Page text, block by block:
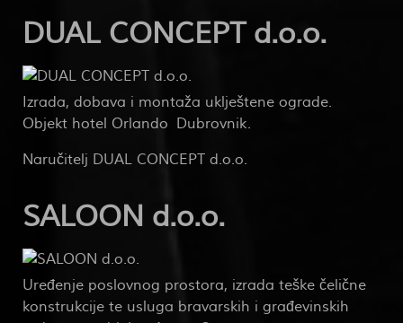
DUAL CONCEPT d.o.o.
Izrada, dobava i montaža uklještene ograde.
Objekt hotel Orlando Dubrovnik.
Naručitelj DUAL CONCEPT d.o.o.
SALOON d.o.o.
Uređenje poslovnog prostora, izrada teške čelične
konstrukcije te usluga bravarskih i građevinskih